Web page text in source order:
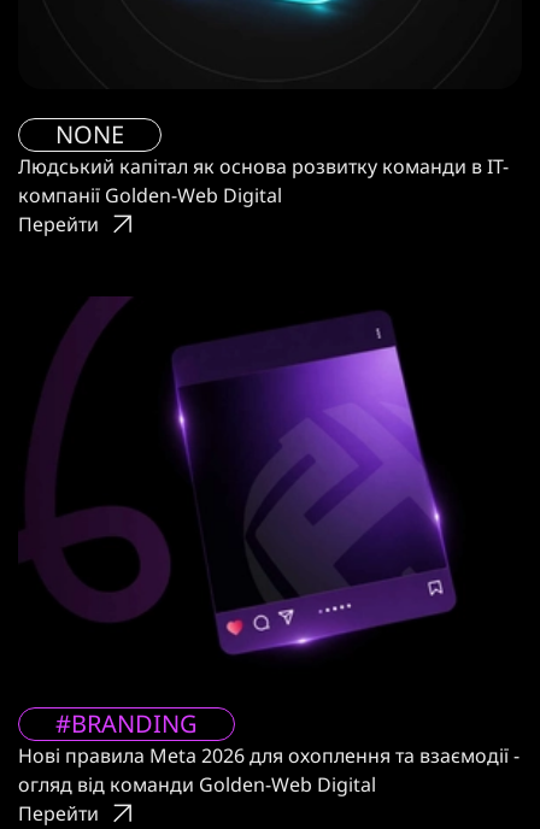
NONE
Людський капітал як основа розвитку команди в IT-
компанії Golden-Web Digital
Перейти
#BRANDING
Нові правила Meta 2026 для охоплення та взаємодії -
огляд від команди Golden-Web Digital
Перейти